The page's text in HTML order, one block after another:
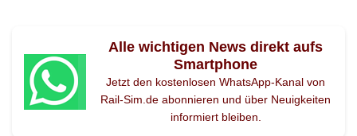
Alle wichtigen News direkt aufs
Smartphone
Jetzt den kostenlosen WhatsApp-Kanal von
Rail-Sim.de abonnieren und über Neuigkeiten
informiert bleiben.